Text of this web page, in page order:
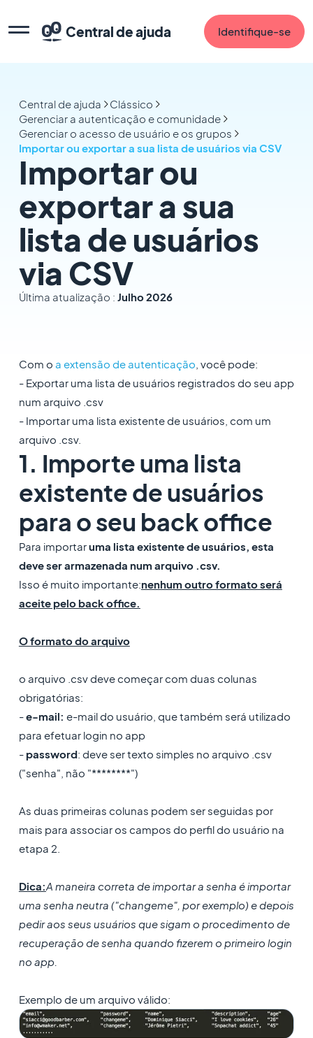
Central de ajuda Identifique-se
Central de ajuda
Clássico
Gerenciar a autenticação e comunidade
Gerenciar o acesso de usuário e os grupos
Importar ou exportar a sua lista de usuários via CSV
Importar ou
exportar a sua
lista de usuários
via CSV
Última atualização : Julho 2026
Com o a extensão de autenticação , você pode:
- Exportar uma lista de usuários registrados do seu app
num arquivo .csv
- Importar uma lista existente de usuários, com um
arquivo .csv.
1. Importe uma lista
existente de usuários
para o seu back office
Para importaruma lista existente de usuários, esta
deve ser armazenada num arquivo .csv.
Isso é muito importante:nenhum outro formato será
aceite pelo back office.
O formato do arquivo
o arquivo .csv deve começar com duas colunas
obrigatórias:
-e-mail: e-mail do usuário, que também será utilizado
para efetuar login no app
-password: deve ser texto simples no arquivo .csv
("senha", não "********")
As duas primeiras colunas podem ser seguidas por
mais para associar os campos do perfil do usuário na
etapa 2.
Dica:A maneira correta de importar a senha é importar
uma senha neutra ("changeme", por exemplo) e depois
pedir aos seus usuários que sigam o procedimento de
recuperação de senha quando fizerem o primeiro login
no app.
Exemplo de um arquivo válido: